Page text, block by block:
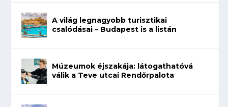
A világ legnagyobb turisztikai
csalódásai – Budapest is a listán
Múzeumok éjszakája: látogathatóvá
válik a Teve utcai Rendőrpalota